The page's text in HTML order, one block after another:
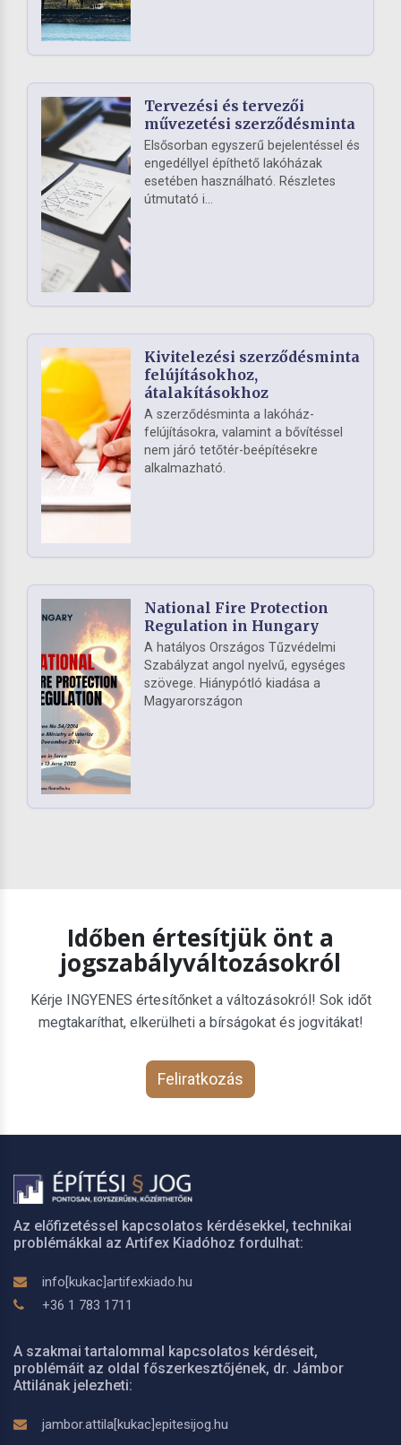
Tervezési és tervezői
művezetési szerződésminta
Elsősorban egyszerű bejelentéssel és
engedéllyel építhető lakóházak
esetében használható. Részletes
útmutató i...
Kivitelezési szerződésminta
felújításokhoz,
átalakításokhoz
A szerződésminta a lakóház-
felújításokra, valamint a bővítéssel
nem járó tetőtér-beépítésekre
alkalmazható.
National Fire Protection
Regulation in Hungary
A hatályos Országos Tűzvédelmi
Szabályzat angol nyelvű, egységes
szövege. Hiánypótló kiadása a
Magyarországon
Időben értesítjük önt a
jogszabályváltozásokról
Kérje INGYENES értesítőnket a változásokról! Sok időt
megtakaríthat, elkerülheti a bírságokat és jogvitákat!
Feliratkozás
Az előfizetéssel kapcsolatos kérdésekkel, technikai
problémákkal az Artifex Kiadóhoz fordulhat:
info[kukac]artifexkiado.hu
+36 1 783 1711
A szakmai tartalommal kapcsolatos kérdéseit,
problémáit az oldal főszerkesztőjének, dr. Jámbor
Attilának jelezheti:
jambor.attila[kukac]epitesijog.hu